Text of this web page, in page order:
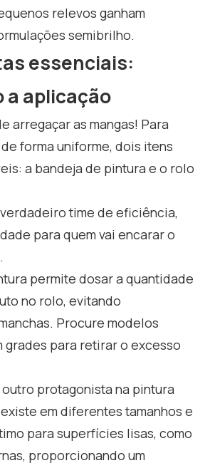
relevos ganham
semibrilho.
essenciais:
aplicação
arregaçar as mangas! Para
forma uniforme, dois itens
a bandeja de pintura e o rolo
verdadeiro time de eficiência,
para quem vai encarar o
permite dosar a quantidade
no rolo, evitando
Procure modelos
grades para retirar o excesso
protagonista na pintura
em diferentes tamanhos e
para superfícies lisas, como
proporcionando um